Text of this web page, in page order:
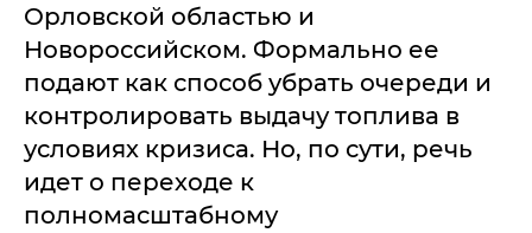
Орловской областью и
Новороссийском. Формально ее
подают как способ убрать очереди и
контролировать выдачу топлива в
условиях кризиса. Но, по сути, речь
идет о переходе к
полномасштабному